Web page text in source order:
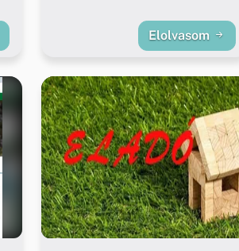
Elolvasom